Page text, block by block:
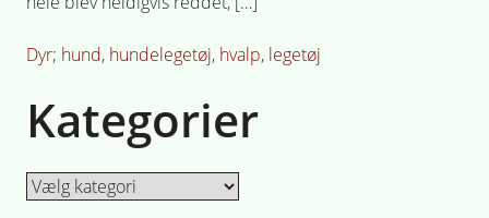
Posted
Dyr Tagged
hund, hundelegetøj, hvalp, legetøj
Kategorier
Kategorier